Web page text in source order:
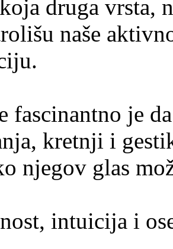
druga vrsta,
naše
fascinantno je
kretnji i
njegov glas
intuicija i